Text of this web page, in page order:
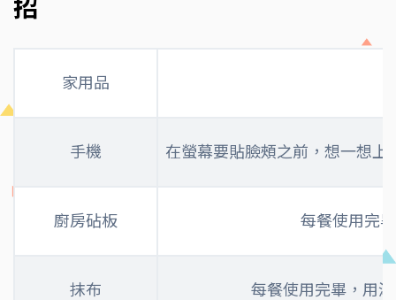
招
家用品
手機 在螢幕要貼臉頰之前，想一想
廚房砧板 每餐使用完
抹布 每餐使用完畢，用